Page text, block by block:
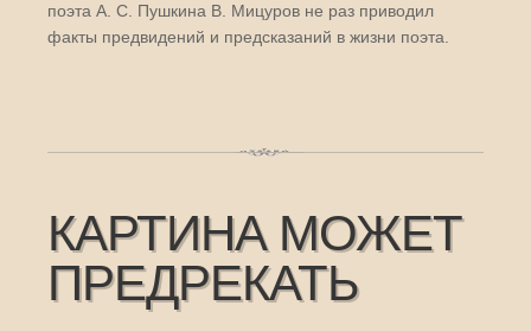
поэта А. С. Пушкина В. Мицуров не раз приводил
факты предвидений и предсказаний в жизни поэта.
КАРТИНА МОЖЕТ
ПРЕДРЕКАТЬ